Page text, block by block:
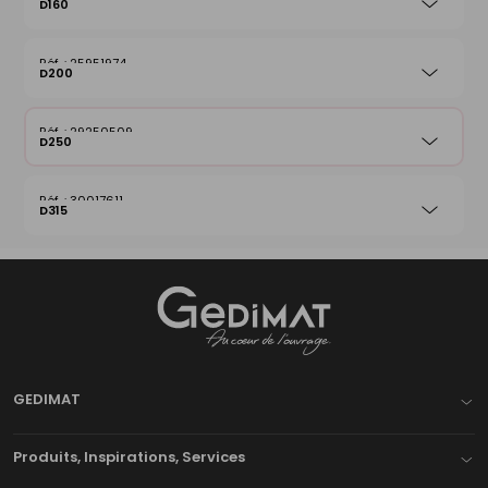
D160
25951974
D200
29250509
D250
30017611
D315
GEDIMAT
Produits, Inspirations, Services